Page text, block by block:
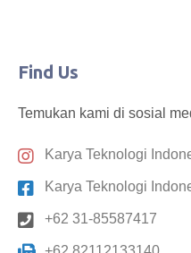
Find Us
Temukan kami di sosial
Karya Teknologi
Karya Teknologi
+62 31-85587417